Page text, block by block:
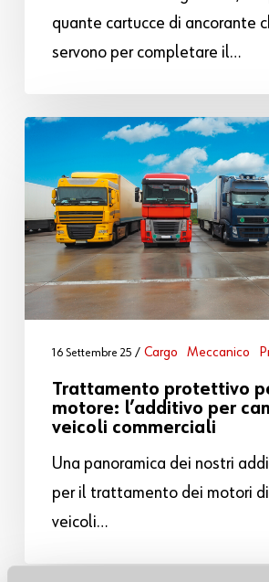
quante cartucce di ancorante
servono per completare il…
16 Settembre 25 Cargo Meccanico
Trattamento protettivo
motore: l’additivo per
veicoli commerciali
Una panoramica dei nostri
per il trattamento dei motori
veicoli…